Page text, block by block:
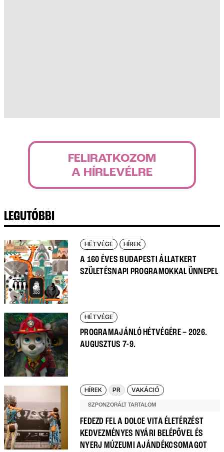
FELIRATKOZOM
A HÍRLEVÉLRE
LEGUTÓBBI
HÉTVÉGE HÍREK
A 160 ÉVES BUDAPESTI ÁLLATKERT
SZÜLETÉSNAPI PROGRAMOKKAL ÜNNEPEL
HÉTVÉGE
PROGRAMAJÁNLÓ HÉTVÉGÉRE – 2026.
AUGUSZTUS 7-9.
HÍREK PR VAKÁCIÓ
SZPONZORÁLT TARTALOM
FEDEZD FEL A DOLCE VITA ÉLETÉRZÉST
KEDVEZMÉNYES NYÁRI BELÉPŐVEL ÉS
NYERJ MÚZEUMI AJÁNDÉKCSOMAGOT